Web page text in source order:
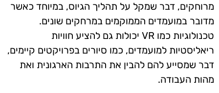
מרוחקים, דבר שמקל על תהליך הגיוס, במיוחד כאשר
מדובר במועמדים הממוקמים במרחקים שונים.
טכנולוגיות כמו VR יכולות גם להציע חוויות
ריאליסטיות למועמדים, כמו סיורים בפרויקטים קיימים,
דבר שמסייע להם להבין את התרבות הארגונית ואת
מהות העבודה.